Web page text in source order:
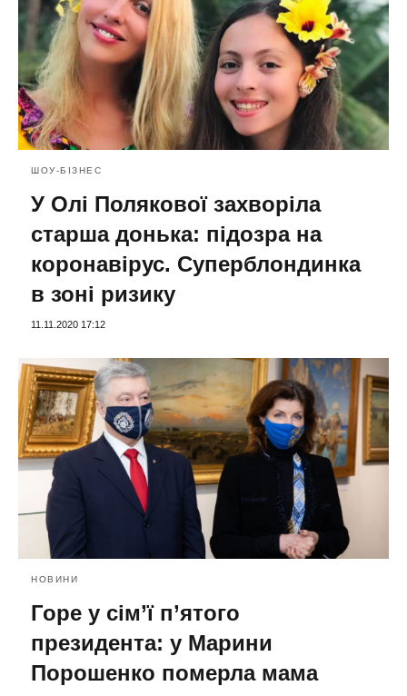
ШОУ-БІЗНЕС
У Олі Полякової захворіла
старша донька: підозра на
коронавірус. Суперблондинка
в зоні ризику
11.11.2020 17:12
НОВИНИ
Горе у сім’ї п’ятого
президента: у Марини
Порошенко померла мама